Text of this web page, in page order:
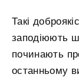
Такі
заподіюють
починають
останньому